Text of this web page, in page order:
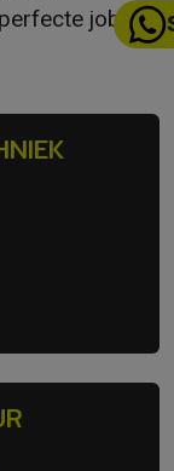
job!